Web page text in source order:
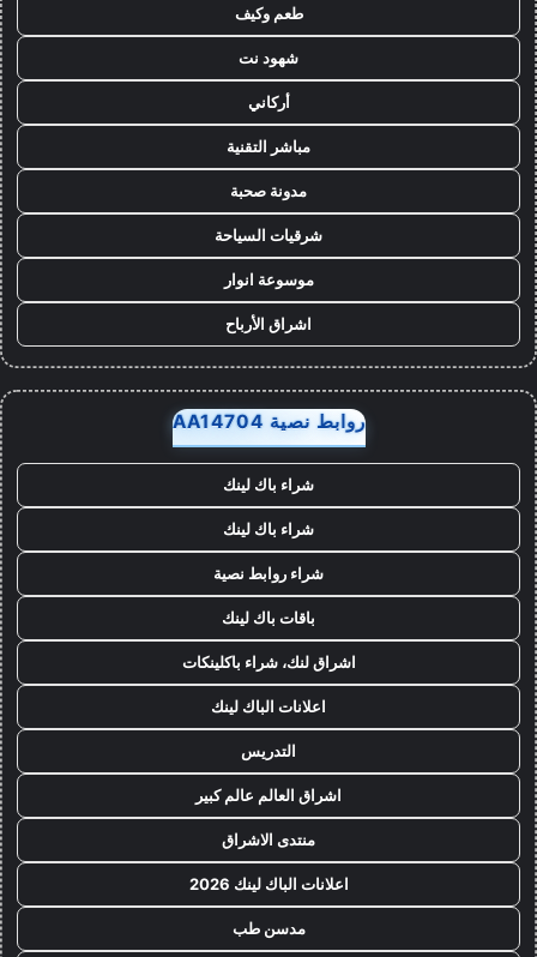
طعم وكيف
شهود نت
أركاني
مباشر التقنية
مدونة صحبة
شرقيات السياحة
موسوعة انوار
اشراق الأرباح
روابط نصية AA14704
شراء باك لينك
شراء باك لينك
شراء روابط نصية
باقات باك لينك
اشراق لنك، شراء باكلينكات
اعلانات الباك لينك
التدريس
اشراق العالم عالم كبير
منتدى الاشراق
اعلانات الباك لينك 2026
مدسن طب